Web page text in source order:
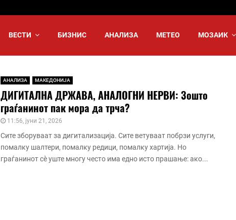
ВЕСТИ БИЗНИС АНАЛИЗА МЕТЕО МОЗАИК
АНАЛИЗА МАКЕДОНИЈА
ДИГИТАЛНА ДРЖАВА, АНАЛОГНИ НЕРВИ: Зошто
граѓанинот пак мора да трча?
11:56, јуни 21, 2026
Сите зборуваат за дигитализација. Сите ветуваат побрзи услуги,
помалку шалтери, помалку редици, помалку хартија. Но
граѓанинот сè уште многу често има едно исто прашање: ако...